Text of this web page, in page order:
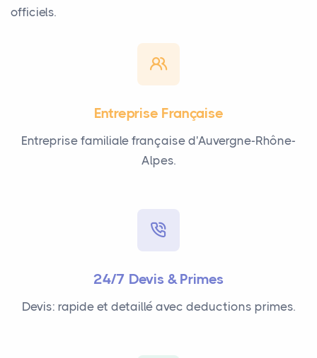
officiels.
Entreprise Française
Entreprise familiale française d'Auvergne-Rhône-
Alpes.
24/7 Devis & Primes
Devis: rapide et detaillé avec deductions primes.